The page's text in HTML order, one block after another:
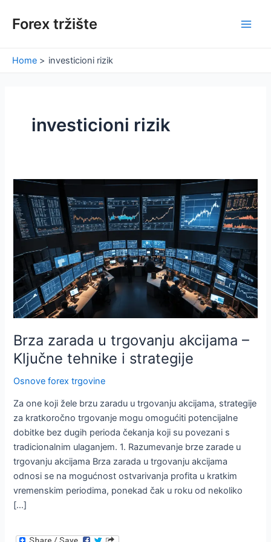
Forex tržište
Home investicioni rizik
investicioni rizik
Brza zarada u trgovanju akcijama –
Ključne tehnike i strategije
Osnove forex trgovine
Za one koji žele brzu zaradu u trgovanju akcijama, strategije
za kratkoročno trgovanje mogu omogućiti potencijalne
dobitke bez dugih perioda čekanja koji su povezani s
tradicionalnim ulaganjem. 1. Razumevanje brze zarade u
trgovanju akcijama Brza zarada u trgovanju akcijama
odnosi se na mogućnost ostvarivanja profita u kratkim
vremenskim periodima, ponekad čak u roku od nekoliko
[…]